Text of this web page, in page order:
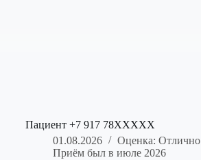
Пациент +7 917 78XXXXX
01.08.2026
Оценка: Отлично
Приём был в июле 2026